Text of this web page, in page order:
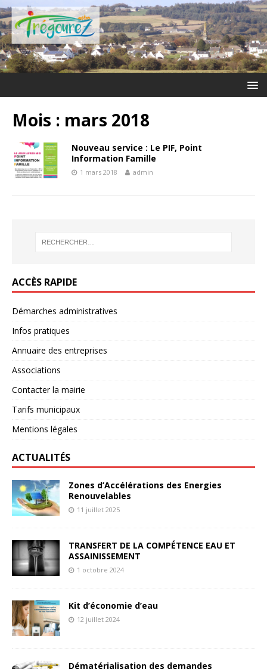
Mois : mars 2018
Nouveau service : Le PIF, Point
Information Famille
1 mars 2018 admin
ACCÈS RAPIDE
Démarches administratives
Infos pratiques
Annuaire des entreprises
Associations
Contacter la mairie
Tarifs municipaux
Mentions légales
ACTUALITÉS
Zones d’Accélérations des Energies
Renouvelables
11 juillet 2025
TRANSFERT DE LA COMPÉTENCE EAU ET
ASSAINISSEMENT
1 octobre 2024
Kit d’économie d’eau
12 juillet 2024
Dématérialisation des demandes